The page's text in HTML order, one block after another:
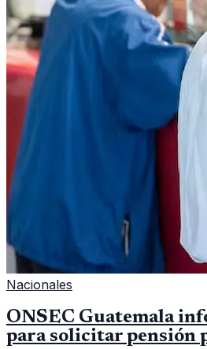
Nacionales
ONSEC Guatemala
para solicitar pensión